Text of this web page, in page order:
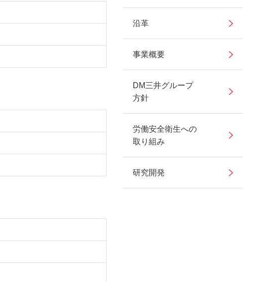
沿革
事業概要
DM三井グループ
方針
労働安全衛生への
取り組み
研究開発